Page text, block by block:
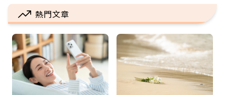
熱門文章